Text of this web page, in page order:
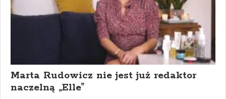
Marta Rudowicz nie jest już redaktor
naczelną „Elle”